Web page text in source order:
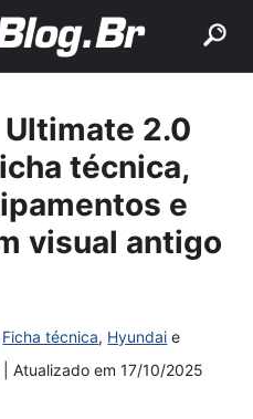
2.0
técnica,
e
visual antigo
Ficha técnica, Hyundai e
| Atualizado em17/10/2025